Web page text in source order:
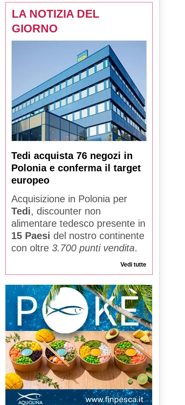
LA NOTIZIA DEL
GIORNO
Tedi acquista 76 negozi in
Polonia e conferma il target
europeo
Acquisizione in Polonia per
Tedi, discounter non
alimentare tedesco presente in
15 Paesi del nostro continente
con oltre 3.700 punti vendita.
Vedi tutte